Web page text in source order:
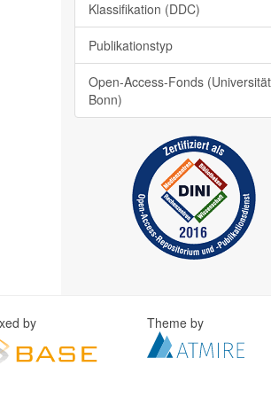
Klassifikation (DDC)
Publikationstyp
Open-Access-Fonds (Universität
Bonn)
by Theme by